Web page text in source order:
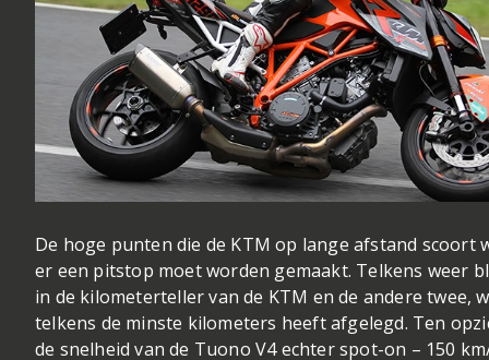
De hoge punten die de KTM op lange afstand scoort
er een pitstop moet worden gemaakt. Telkens weer
in de kilometerteller van de KTM en de andere twee,
telkens de minste kilometers heeft afgelegd. Ten
de snelheid van de Tuono V4 echter spot-on – 150